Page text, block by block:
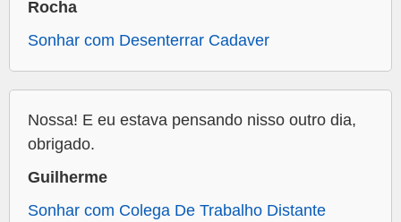
Rocha
Sonhar com Desenterrar Cadaver
Nossa! E eu estava pensando nisso outro dia,
obrigado.
Guilherme
Sonhar com Colega De Trabalho Distante